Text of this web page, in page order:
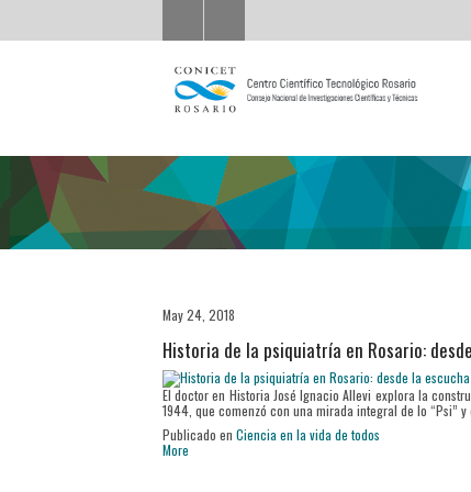
May 24, 2018
Historia de la psiquiatría en Rosario:
El doctor en Historia José Ignacio Allevi explora la
1944, que comenzó con una mirada integral de lo “Psi”
Publicado en Ciencia en la vida de todos
More